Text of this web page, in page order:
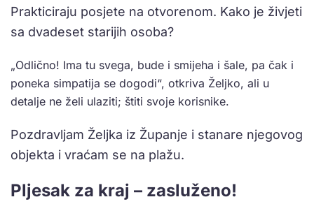
Prakticiraju posjete na otvorenom. Kako je živjeti
sa dvadeset starijih osoba?
„Odlično! Ima tu svega, bude i smijeha i šale, pa čak i
poneka simpatija se dogodi“, otkriva Željko, ali u
detalje ne želi ulaziti; štiti svoje korisnike.
Pozdravljam Željka iz Županje i stanare njegovog
objekta i vraćam se na plažu.
Pljesak za kraj – zasluženo!